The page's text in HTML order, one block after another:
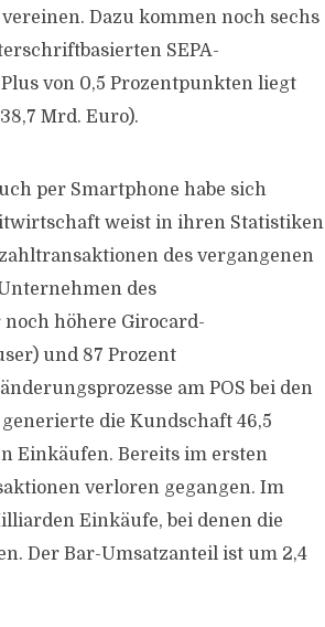
Dazu kommen noch sechs
SEPA-
von 0,5 Prozentpunkten liegt
Mrd. Euro).
per Smartphone habe sich
weist in ihren Statistiken
des vergangenen
des
höhere Girocard-
und 87 Prozent
am POS bei den
die Kundschaft 46,5
Einkäufen. Bereits im ersten
verloren gegangen. Im
Einkäufe, bei denen die
Der Bar-Umsatzanteil ist um 2,4